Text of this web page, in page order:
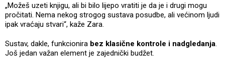
„Možeš uzeti knjigu, ali bi bilo lijepo vratiti je da je i drugi mogu
pročitati. Nema nekog strogog sustava posudbe, ali većinom ljudi
ipak vraćaju stvari“, kaže Zara.
Sustav, dakle, funkcionira bez klasične kontrole i nadgledanja.
Još jedan važan element je zajednički budžet.